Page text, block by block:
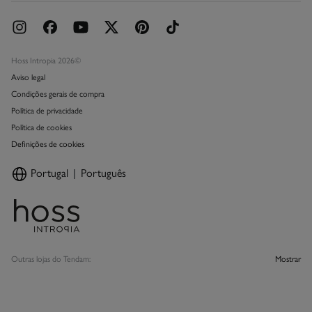
Hoss Intropia 2026©
Aviso legal
Condições gerais de compra
Política de privacidade
Política de cookies
Definições de cookies
Portugal Português
Outras lojas do Tendam: Mostrar